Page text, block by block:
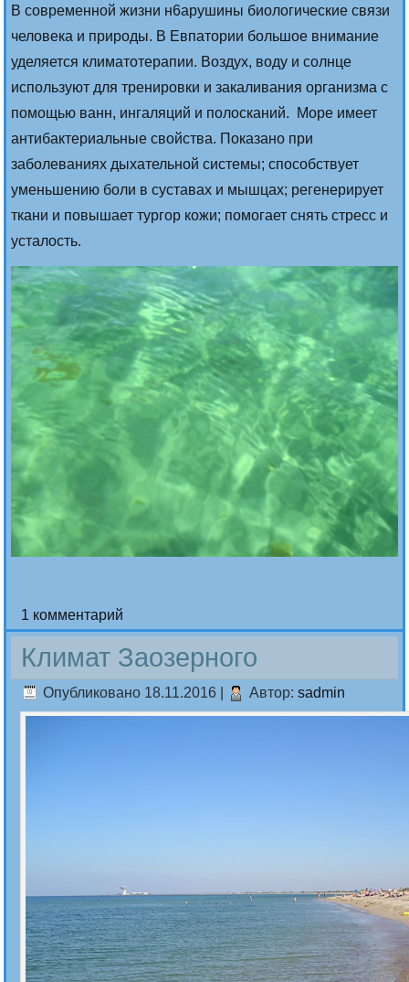
В современной жизни н6арушины биологические связи
человека и природы. В Евпатории большое внимание
уделяется климатотерапии. Воздух, воду и солнце
используют для тренировки и закаливания организма с
помощью ванн, ингаляций и полосканий. Море имеет
антибактериальные свойства. Показано при
заболеваниях дыхательной системы; способствует
уменьшению боли в суставах и мышцах; регенерирует
ткани и повышает тургор кожи; помогает снять стресс и
усталость.
1 комментарий
Климат Заозерного
Опубликовано 18.11.2016 Автор: sadmin